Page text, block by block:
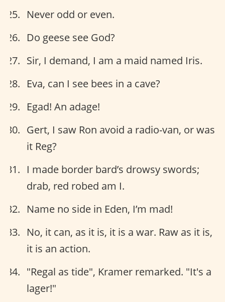
Never odd or even.
Do geese see God?
Sir, I demand, I am a maid named Iris.
Eva, can I see bees in a cave?
Egad! An adage!
Gert, I saw Ron avoid a radio-van, or was
it Reg?
I made border bard’s drowsy swords;
drab, red robed am I.
Name no side in Eden, I’m mad!
No, it can, as it is, it is a war. Raw as it is,
it is an action.
"Regal as tide", Kramer remarked. "It's a
lager!"